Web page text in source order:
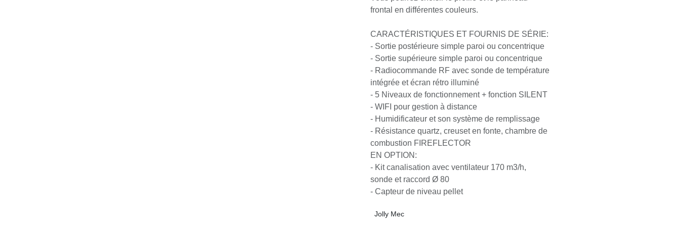
frontal en différentes couleurs.
CARACTÉRISTIQUES ET FOURNIS DE SÉRIE:
- Sortie postérieure simple paroi ou concentrique
- Sortie supérieure simple paroi ou concentrique
- Radiocommande RF avec sonde de température
intégrée et écran rétro illuminé
- 5 Niveaux de fonctionnement + fonction SILENT
- WIFI pour gestion à distance
- Humidificateur et son système de remplissage
- Résistance quartz, creuset en fonte, chambre de
combustion FIREFLECTOR
EN OPTION:
- Kit canalisation avec ventilateur 170 m3/h,
sonde et raccord Ø 80
- Capteur de niveau pellet
Jolly Mec